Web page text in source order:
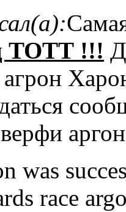
ТОТТ !!!
was
race